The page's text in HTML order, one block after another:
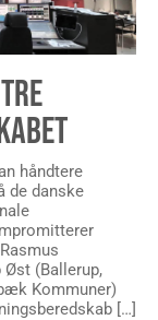
håndtere
de danske
Øst (Ballerup,
Kommuner)
[…]